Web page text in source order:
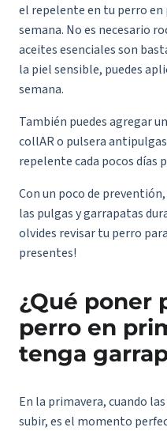
el repelente en tu perro en
semana. No es necesario
aceites esenciales son
la piel sensible, puedes
semana.
También puedes agregar
collAR o pulsera
repelente cada pocos días
Con un poco de
las pulgas y garrapatas
olvides revisar tu perro
presentes!
¿Qué poner
perro en
tenga
En la primavera, cuando
subir, es el momento